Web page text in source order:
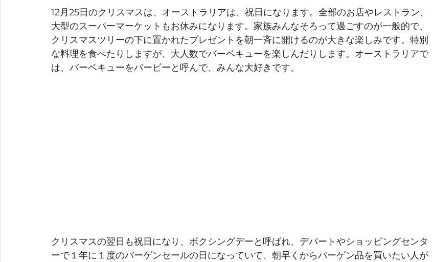
12月25日のクリスマスは、オーストラリアは、祝日になります。全部のお店やレストラン、
大型のスーパーマーケットもお休みになります。家族みんなそろって過ごすのが一般的で、
クリスマスツリーの下に置かれたプレゼントを朝一斉に開けるのが大きな楽しみです。特別
な料理を食べたりしますが、大人数でバーベキューを楽しんだりします。オーストラリアで
は、バーベキューをバービーと呼んで、みんな大好きです。
クリスマスの翌日も祝日になり、ボクシングデーと呼ばれ、デパートやショッピングセンタ
ーで１年に１度のバーゲンセールの日になっていて、朝早くからバーゲン品を買いたい人が